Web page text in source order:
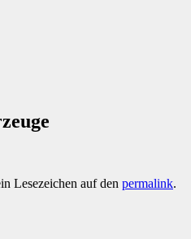
Lesezeichen auf den permalink.